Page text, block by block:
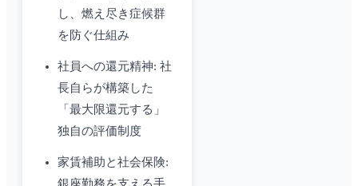
し、燃え尽き症候群
を防ぐ仕組み
社員への還元精神: 社
長自らが構築した
「最大限還元する」
独自の評価制度
家賃補助と社会保険: